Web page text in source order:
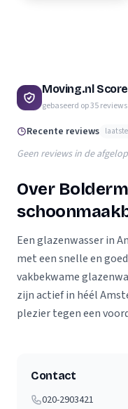
Moving.nl Score
gebaseerd op35reviews
Recente reviews laatste
Geen reviews in de
Over
Een glazenwasser in
met een snelle en
vakbekwame
zijn actief in héél
plezier tegen een
Contact
020-2903421